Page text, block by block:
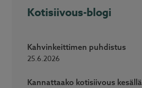
Kotisiivous-blogi
Kahvinkeittimen puhdistus
25.6.2026
Kannattaako kotisiivous